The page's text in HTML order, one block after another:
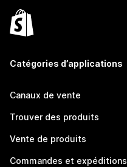
Catégories d’applications
Canaux de vente
Trouver des produits
Vente de produits
Commandes et expéditions